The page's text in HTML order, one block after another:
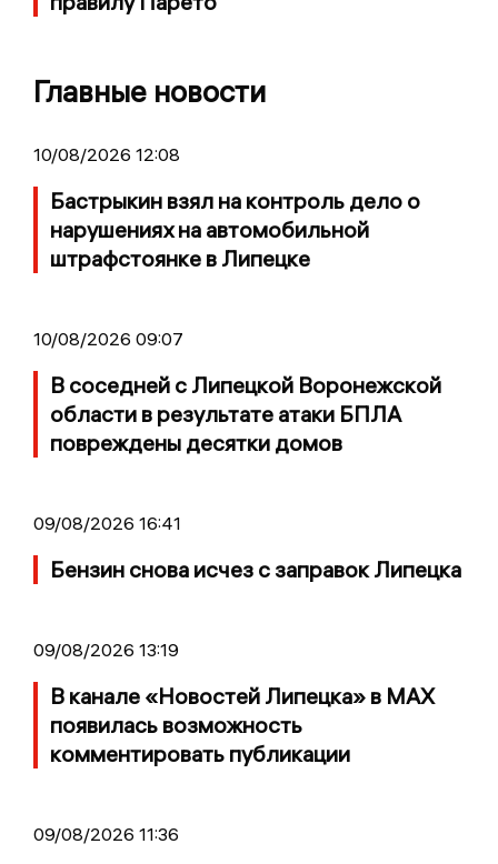
Главные новости
10/08/2026 12:08
Бастрыкин взял на контроль дело о
нарушениях на автомобильной
штрафстоянке в Липецке
10/08/2026 09:07
В соседней с Липецкой Воронежской
области в результате атаки БПЛА
повреждены десятки домов
09/08/2026 16:41
Бензин снова исчез с заправок Липецка
09/08/2026 13:19
В канале «Новостей Липецка» в MAX
появилась возможность
комментировать публикации
09/08/2026 11:36